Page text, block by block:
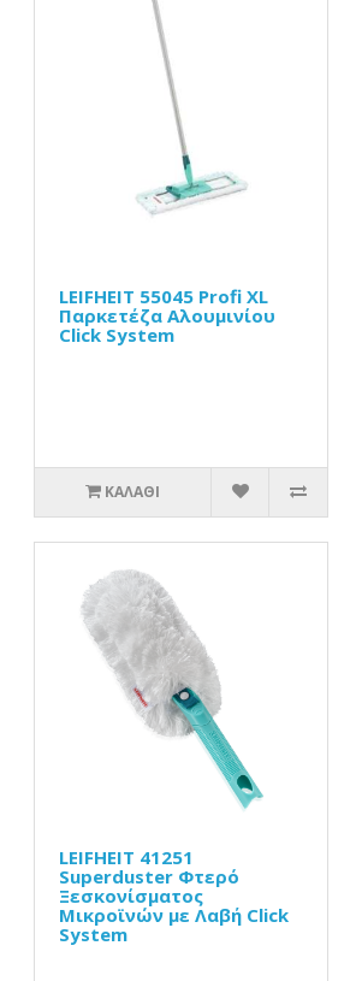
LEIFHEIT 55045 Profi XL
Παρκετέζα Αλουμινίου
Click System
ΚΑΛΆΘΙ
LEIFHEIT 41251
Superduster Φτερό
Ξεσκονίσματος
Μικροϊνών με Λαβή Click
System